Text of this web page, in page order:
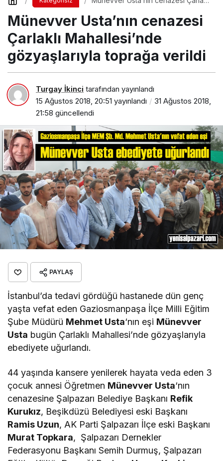
verildi
Münevver Usta’nın cenazesi
Çarlaklı Mahallesi’nde
gözyaşlarıyla toprağa verildi
Turgay İkinci tarafından yayınlandı
15 Ağustos 2018, 20:51 yayınlandı
31 Ağustos 2018,
21:58 güncellendi
PAYLAŞ
İstanbul’da tedavi gördüğü hastanede dün genç
yaşta vefat eden Gaziosmanpaşa İlçe Milli Eğitim
Şube Müdürü Mehmet Usta‘nın eşi Münevver
Usta bugün Çarlaklı Mahallesi’nde gözyaşlarıyla
ebediyete uğurlandı.
44 yaşında kansere yenilerek hayata veda eden 3
çocuk annesi Öğretmen Münevver Usta‘nın
cenazesine Şalpazarı Belediye Başkanı Refik
Kurukız, Beşikdüzü Belediyesi eski Başkanı
Ramis Uzun, AK Parti Şalpazarı İlçe eski Başkanı
Murat Topkara, Şalpazarı Dernekler
Federasyonu Başkanı Semih Durmuş, Şalpazarı